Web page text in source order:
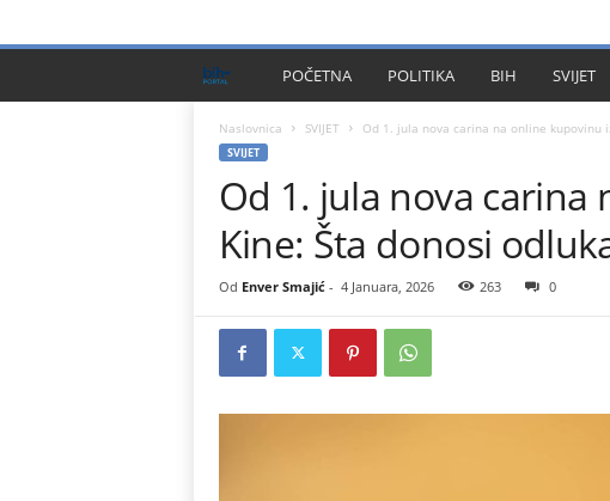
I
H
l
u
POČETNA POLITIKA BIH SVIJET
Naslovnica SVIJET Od 1. jula nova carina na online kupovinu
SVIJET
Od 1. jula nova
Kine: Šta donosi
Od Enver Smajić- 4 Januara, 2026 263 0